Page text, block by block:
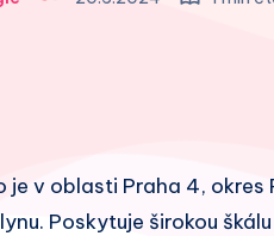
je v oblasti Praha 4,
Poskytuje širokou